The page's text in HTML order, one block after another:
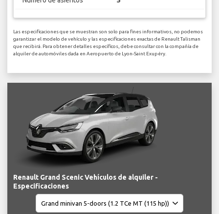
Las especificaciones que se muestran son solo para fines informativos, no podemos
garantizar el modelo de vehículo y las especificaciones exactas de Renault Talisman
que recibirá. Para obtener detalles específicos, debe consultar con la compañía de
alquiler de automóviles dada en Aeropuerto de Lyon-Saint Exupéry.
Renault Grand Scenic Vehículos de alquiler -
Especificaciones